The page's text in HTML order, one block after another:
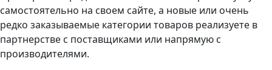
самостоятельно на своем сайте, а новые или очень
редко заказываемые категории товаров реализуете в
партнерстве с поставщиками или напрямую с
производителями.